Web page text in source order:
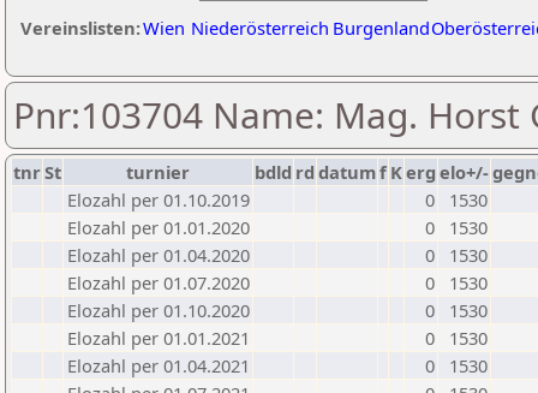
Vereinslisten:Wien Niederösterreich Burgenland
Pnr:103704 Name: Mag. Horst
tnrSt turnier bdld rd datumf Kerg elo+/-
Elozahl per 01.10.2019
0
1530
Elozahl per 01.01.2020
0
1530
Elozahl per 01.04.2020
0
1530
Elozahl per 01.07.2020
0
1530
Elozahl per 01.10.2020
0
1530
Elozahl per 01.01.2021
0
1530
Elozahl per 01.04.2021
0
1530